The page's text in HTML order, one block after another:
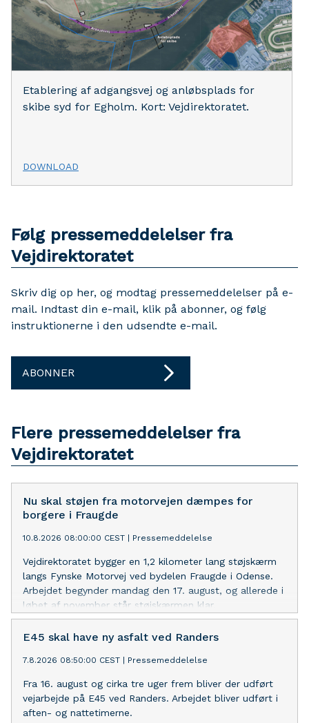
Etablering af adgangsvej og anløbsplads for
skibe syd for Egholm. Kort: Vejdirektoratet.
DOWNLOAD
Følg pressemeddelelser fra
Vejdirektoratet
Skriv dig op her, og modtag pressemeddelelser på e-
mail. Indtast din e-mail, klik på abonner, og følg
instruktionerne i den udsendte e-mail.
ABONNER
Flere pressemeddelelser fra
Vejdirektoratet
Nu skal støjen fra motorvejen dæmpes for
borgere i Fraugde
10.8.2026 08:00:00 CEST Pressemeddelelse
Vejdirektoratet bygger en 1,2 kilometer lang støjskærm
langs Fynske Motorvej ved bydelen Fraugde i Odense.
Arbejdet begynder mandag den 17. august, og allerede i
løbet af november står støjskærmen klar.
E45 skal have ny asfalt ved Randers
7.8.2026 08:50:00 CEST Pressemeddelelse
Fra 16. august og cirka tre uger frem bliver der udført
vejarbejde på E45 ved Randers. Arbejdet bliver udført i
aften- og nattetimerne.